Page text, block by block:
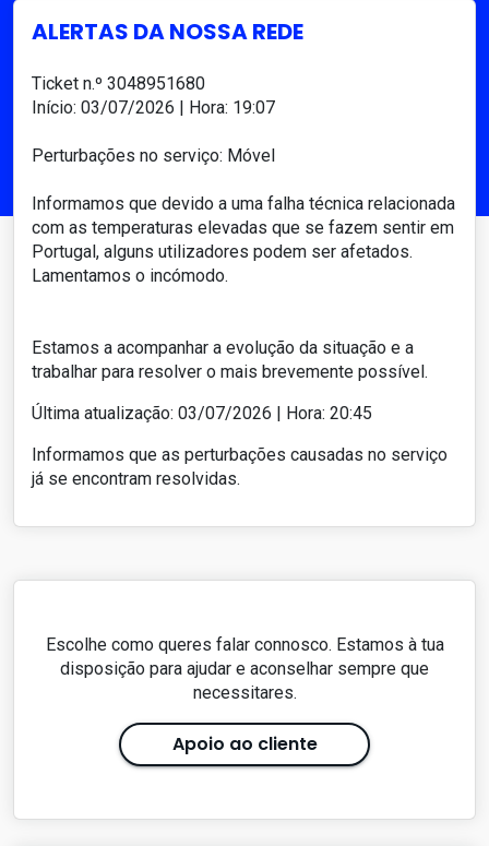
ALERTAS DA NOSSA REDE
Ticket n.º 3048951680
Início: 03/07/2026 | Hora: 19:07
Perturbações no serviço: Móvel
Informamos que devido a uma falha técnica relacionada
com as temperaturas elevadas que se fazem sentir em
Portugal, alguns utilizadores podem ser afetados.
Lamentamos o incómodo.
Estamos a acompanhar a evolução da situação e a
trabalhar para resolver o mais brevemente possível.
Última atualização: 03/07/2026 | Hora: 20:45
Informamos que as perturbações causadas no serviço
já se encontram resolvidas.
Escolhe como queres falar connosco. Estamos à tua
disposição para ajudar e aconselhar sempre que
necessitares.
Apoio ao cliente